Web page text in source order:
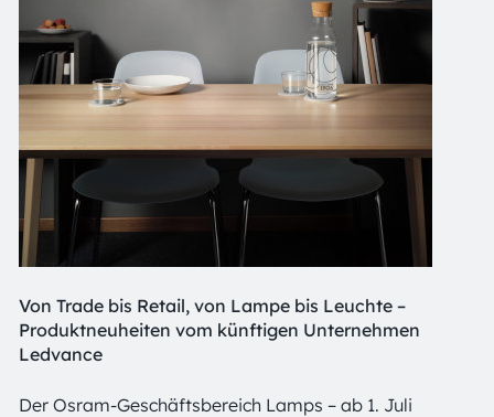
Von Trade bis Retail, von Lampe bis Leuchte –
Produktneuheiten vom künftigen Unternehmen
Ledvance
Der Osram-Geschäftsbereich Lamps – ab 1. Juli